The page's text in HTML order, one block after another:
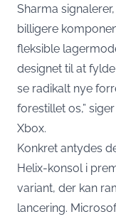
Sharma
billigere
fleksible
designet til at
se radikalt nye
forestillet os,”
Xbox.
Konkret antydes
Helix-konsol i
variant, der kan
lancering.